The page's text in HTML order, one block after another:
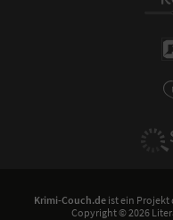
Krimi-Couch.de ist ein Projekt
Copyright © 2026